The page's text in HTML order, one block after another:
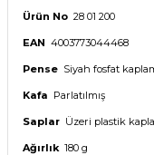
Ürün No 28 01 200
EAN 4003773044468
Pense Siyah fosfat
Kafa Parlatılmış
Saplar Üzeri plastik
Ağırlık 180 g